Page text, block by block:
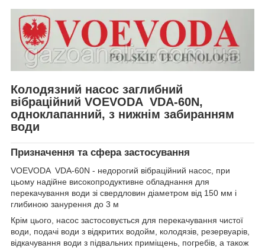
Колодязний насос заглибний
вібраційний VOEVODA VDA-60N,
одноклапанний, з нижнім забиранням
води
Призначення та сфера застосування
VOEVODA VDA-60N - недорогий вібраційний насос, при
цьому надійне високопродуктивне обладнання для
перекачування води зі свердловин діаметром від 150 мм і
глибиною занурення до 3 м
Крім цього, насос застосовується для перекачування чистої
води, подачі води з відкритих водойм, колодязів, резервуарів,
відкачування води з підвальних приміщень, погребів, а також